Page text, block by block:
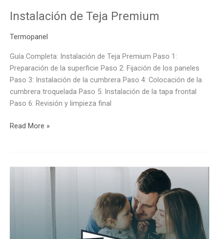
Instalación de Teja Premium
Termopanel
Guía Completa: Instalación de Teja Premium Paso 1:
Preparación de la superficie Paso 2: Fijación de los paneles
Paso 3: Instalación de la cumbrera Paso 4: Colocación de la
cumbrera troquelada Paso 5: Instalación de la tapa frontal
Paso 6: Revisión y limpieza final
Read More »